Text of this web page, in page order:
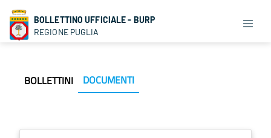
BOLLETTINO UFFICIALE - BURP
REGIONE PUGLIA
BOLLETTINI DOCUMENTI